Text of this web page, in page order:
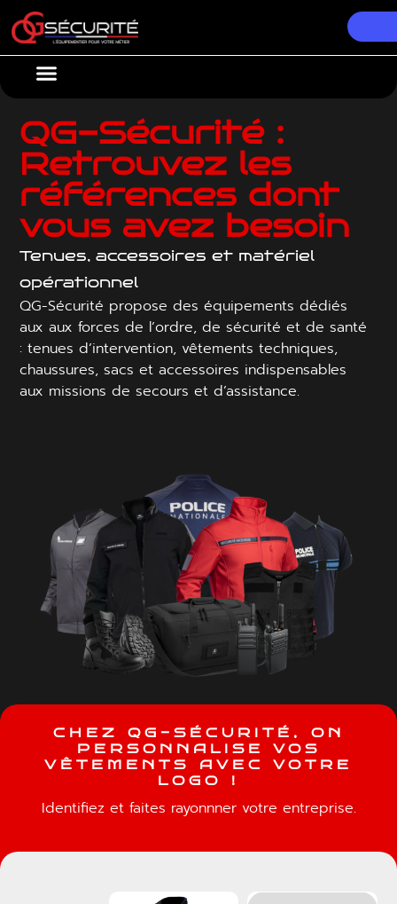
QG-Sécurité :
Retrouvez les
références dont
vous avez besoin
Tenues, accessoires et matériel
opérationnel
QG-Sécurité propose des équipements dédiés
aux aux forces de l’ordre, de sécurité et de santé
: tenues d’intervention, vêtements techniques,
chaussures, sacs et accessoires indispensables
aux missions de secours et d’assistance.
C H E Z Q G - S É C U R I T É , O N
P E R S O N N A L I S E VO S
V Ê T E M E N T S A V E C VO T R E
L O G O !
Identifiez et faites rayonnner votre entreprise.